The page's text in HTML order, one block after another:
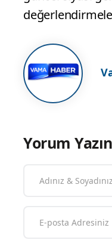
Yorum Yazın